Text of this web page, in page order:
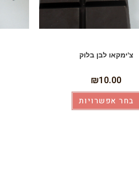
צ'ימקאו לבן בלוק
₪10.00
בחר אפשרויות